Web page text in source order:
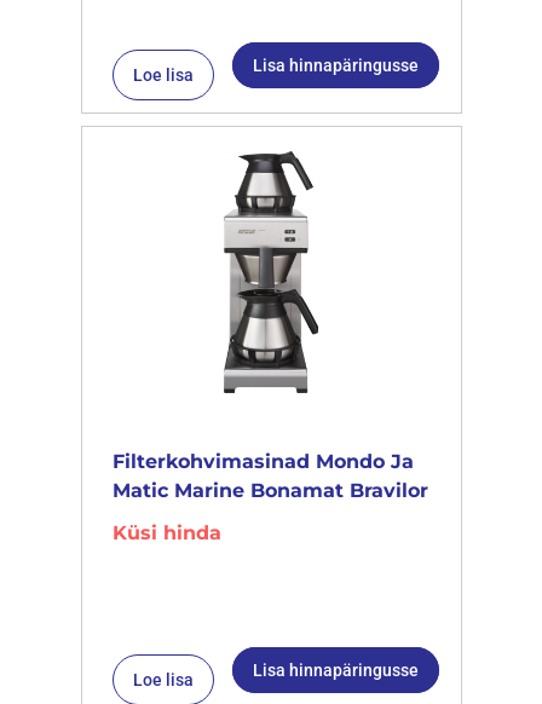
Loe lisa Lisa hinnapäringusse
Filterkohvimasinad Mondo Ja
Matic Marine Bonamat Bravilor
Küsi hinda
Loe lisa Lisa hinnapäringusse